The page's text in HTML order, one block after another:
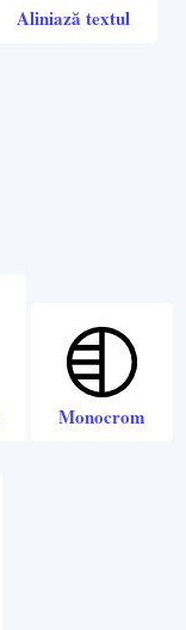
Aliniază textul
Monocrom